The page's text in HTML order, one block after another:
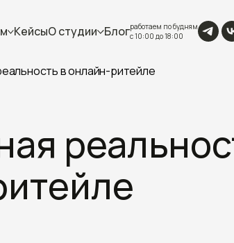
КейсыО студии Блогработаем по будням
с 10:00 до 18:00
в онлайн-ритейле